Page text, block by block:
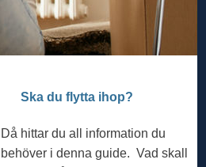
Ska du flytta ihop?
Då hittar du all information du
behöver i denna guide. Vad skall